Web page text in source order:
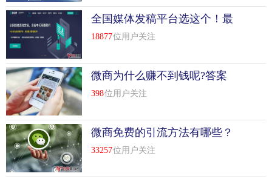
全国媒体发稿平台选这个！最
新推荐
18877位用户关注
微商为什么赚不到钱呢?答案
在这！
398位用户关注
微商免费的引流方法有哪些？
33257位用户关注